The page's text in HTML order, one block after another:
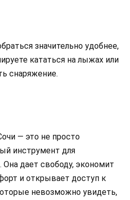
значительно удобнее,
кататься на лыжах или
снаряжение.
— это не просто
инструмент для
Она дает свободу, экономит
и открывает доступ к
невозможно увидеть,